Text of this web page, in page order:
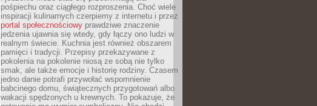
pośpiechu oraz ciągłego rozproszenia. Choć wiele
inspiracji kulinarnych czerpiemy z internetu i przez
portal społecznościowy prawdziwe znaczenie
jedzenia ujawnia się wtedy, gdy łączy ono ludzi w
realnym świecie. Kuchnia jest również obszarem
pamięci i tradycji. Przepisy przekazywane z
pokolenia na pokolenie niosą ze sobą nie tylko
smak, ale także emocje i historię rodziny. Czasem
jedno danie potrafi przywołać wspomnienie
babcinego domu, świątecznych przygotowań albo
wakacji spędzonych u krewnych. To pokazuje, że